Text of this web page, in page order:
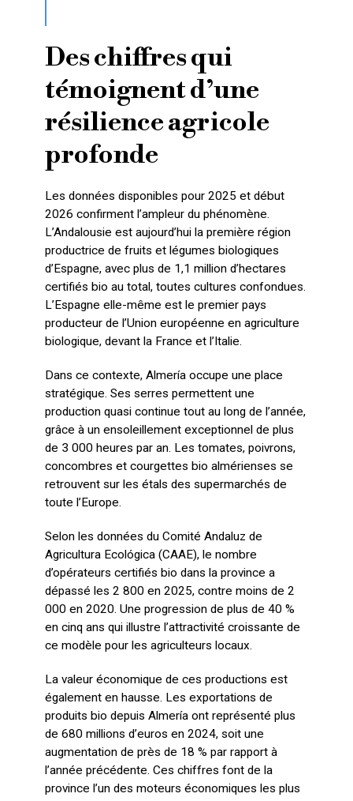
Des chiffres qui
témoignent d’une
résilience agricole
profonde
Les données disponibles pour 2025 et début
2026 confirment l’ampleur du phénomène.
L’Andalousie est aujourd’hui la première région
productrice de fruits et légumes biologiques
d’Espagne, avec plus de 1,1 million d’hectares
certifiés bio au total, toutes cultures confondues.
L’Espagne elle-même est le premier pays
producteur de l’Union européenne en agriculture
biologique, devant la France et l’Italie.
Dans ce contexte, Almería occupe une place
stratégique. Ses serres permettent une
production quasi continue tout au long de l’année,
grâce à un ensoleillement exceptionnel de plus
de 3 000 heures par an. Les tomates, poivrons,
concombres et courgettes bio almérienses se
retrouvent sur les étals des supermarchés de
toute l’Europe.
Selon les données du Comité Andaluz de
Agricultura Ecológica (CAAE), le nombre
d’opérateurs certifiés bio dans la province a
dépassé les 2 800 en 2025, contre moins de 2
000 en 2020. Une progression de plus de 40 %
en cinq ans qui illustre l’attractivité croissante de
ce modèle pour les agriculteurs locaux.
La valeur économique de ces productions est
également en hausse. Les exportations de
produits bio depuis Almería ont représenté plus
de 680 millions d’euros en 2024, soit une
augmentation de près de 18 % par rapport à
l’année précédente. Ces chiffres font de la
province l’un des moteurs économiques les plus